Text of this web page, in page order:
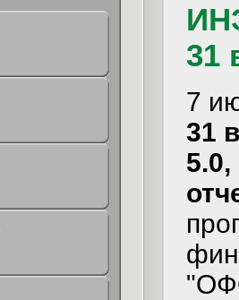
31
7
31